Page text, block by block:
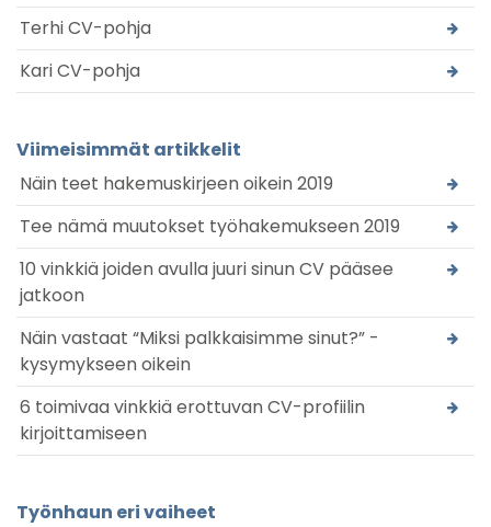
Terhi CV-pohja
Kari CV-pohja
Viimeisimmät artikkelit
Näin teet hakemuskirjeen oikein 2019
Tee nämä muutokset työhakemukseen 2019
10 vinkkiä joiden avulla juuri sinun CV pääsee
jatkoon
Näin vastaat “Miksi palkkaisimme sinut?” -
kysymykseen oikein
6 toimivaa vinkkiä erottuvan CV-profiilin
kirjoittamiseen
Työnhaun eri vaiheet